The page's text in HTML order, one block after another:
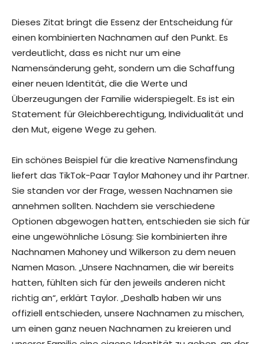
Dieses Zitat bringt die Essenz der Entscheidung für
einen kombinierten Nachnamen auf den Punkt. Es
verdeutlicht, dass es nicht nur um eine
Namensänderung geht, sondern um die Schaffung
einer neuen Identität, die die Werte und
Überzeugungen der Familie widerspiegelt. Es ist ein
Statement für Gleichberechtigung, Individualität und
den Mut, eigene Wege zu gehen.
Ein schönes Beispiel für die kreative Namensfindung
liefert das TikTok-Paar Taylor Mahoney und ihr Partner.
Sie standen vor der Frage, wessen Nachnamen sie
annehmen sollten. Nachdem sie verschiedene
Optionen abgewogen hatten, entschieden sie sich für
eine ungewöhnliche Lösung: Sie kombinierten ihre
Nachnamen Mahoney und Wilkerson zu dem neuen
Namen Mason. „Unsere Nachnamen, die wir bereits
hatten, fühlten sich für den jeweils anderen nicht
richtig an“, erklärt Taylor. „Deshalb haben wir uns
offiziell entschieden, unsere Nachnamen zu mischen,
um einen ganz neuen Nachnamen zu kreieren und